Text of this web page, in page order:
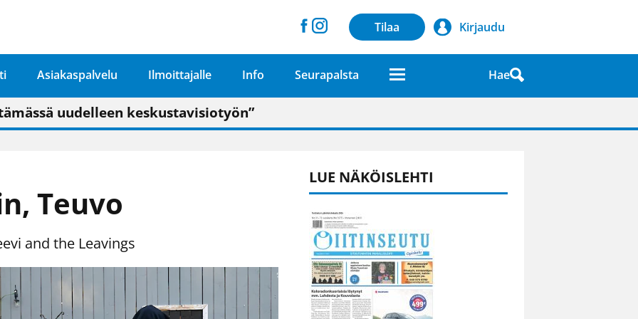
Tilaa Kirjaudu
Asiakaspalvelu Ilmoittajalle Info Seurapalsta Hae
pitäisi näkyä hieman parempana painojäljen laatuna lehdessä
on valoisa
uudelleen keskustavisiotyön”
omavaraisemmin kuin kaupungissa"
Teuvo
and the Leavings
LUE NÄKÖISLEHTI